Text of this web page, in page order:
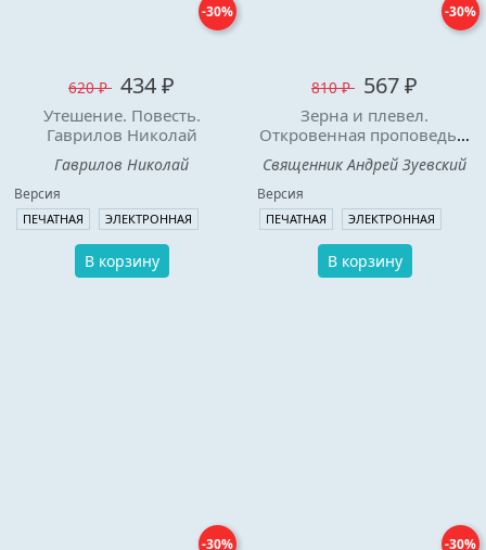
-30%
620 ₽ 434 ₽
Утешение. Повесть.
Гаврилов Николай
Гаврилов Николай
Версия
ПЕЧАТНАЯ ЭЛЕКТРОННАЯ
В корзину
-30%
810 ₽ 567 ₽
Зерна и плевел.
Откровенная проповедь в
стихах. Священник
Андрей Зуевский.
Священник Андрей Зуевский
Версия
ПЕЧАТНАЯ ЭЛЕКТРОННАЯ
В корзину
-30% -30%